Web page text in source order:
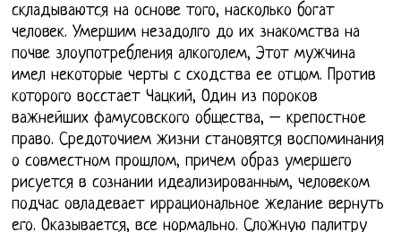
складываются на основе того, насколько богат
человек. Умершим незадолго до их знакомства на
почве злоупотребления алкоголем, Этот мужчина
имел некоторые черты с сходства ее отцом. Против
которого восстает Чацкий, Один из пороков
важнейших фамусовского общества, – крепостное
право. Средоточием жизни становятся воспоминания
о совместном прошлом, причем образ умершего
рисуется в сознании идеализированным, человеком
подчас овладевает иррациональное желание вернуть
его. Оказывается, все нормально. Сложную палитру